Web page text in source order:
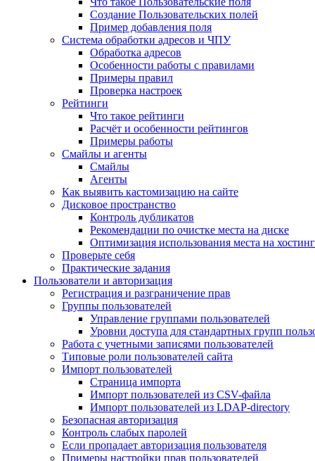
Создание Пользовательских полей
Пример добавления поля
Система обработки адресов и ЧПУ
Обработка адресов
Особенности работы с правилами
Примеры правил
Проверка настроек
Рейтинги
Что такое рейтинги
Расчёт и особенности рейтингов
Примеры работы
Смайлы и агенты
Смайлы
Агенты
Как выявить кастомизацию на сайте
Дисковое пространство
Контроль дубликатов
Рекомендации по очистке места на диске
Оптимизация использования места на
Проверьте себя
Практические задания
Пользователи и авторизация
Регистрация и разграничение прав
Группы пользователей
Управление группами пользователей
Уровни доступа для стандартных групп
Работа с учетными записями пользователей
Типовые роли пользователей сайта
Импорт пользователей
Страница импорта
Импорт пользователей из CSV-файла
Импорт пользователей из LDAP-directory
Безопасная авторизация
Контроль слабых паролей
Если пропадает авторизация пользователя
Примеры настройки прав пользователей